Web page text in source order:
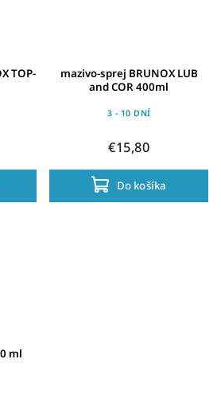
TOP-
mazivo-sprej BRUNOX LUB
and COR 400ml
3 - 10 DNÍ
€15,80
Do košíka
ml